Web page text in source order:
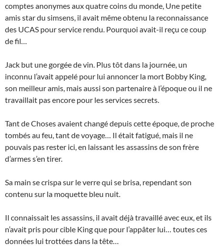
comptes anonymes aux quatre coins du monde, Une petite
amis star du simsens, il avait même obtenu la reconnaissance
des UCAS pour service rendu. Pourquoi avait-il reçu ce coup
de fil…
Jack but une gorgée de vin. Plus tôt dans la journée, un
inconnu l’avait appelé pour lui annoncer la mort Bobby King,
son meilleur amis, mais aussi son partenaire à l’époque ou il ne
travaillait pas encore pour les services secrets.
Tant de Choses avaient changé depuis cette époque, de proche
tombés au feu, tant de voyage… Il était fatigué, mais il ne
pouvais pas rester ici, en laissant les assassins de son frère
d’armes s’en tirer.
Sa main se crispa sur le verre qui se brisa, rependant son
contenu sur la moquette bleu nuit.
Il connaissait les assassins, il avait déjà travaillé avec eux, et ils
n’avait pris pour cible King que pour l’appâter lui… toutes ces
données lui trottées dans la tête…